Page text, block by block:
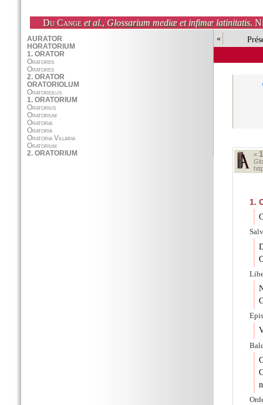
Du Cange et al., Glossarium mediæ et infimæ latinitatis.
«
«
1.